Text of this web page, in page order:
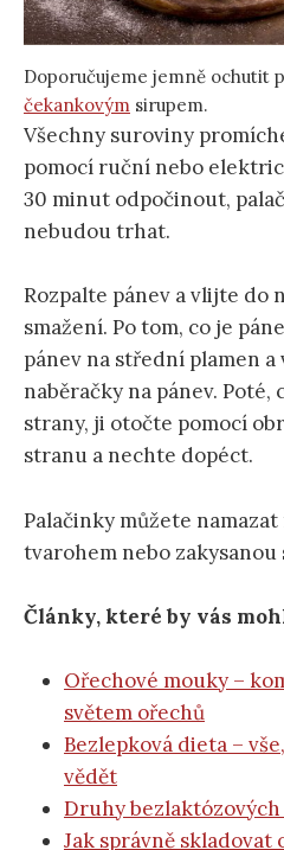
Doporučujeme jemně ochutit
čekankovým sirupem.
Všechny suroviny
pomocí ruční nebo
30 minut odpočinout,
nebudou trhat.
Rozpalte pánev a vlijte do
smažení. Po tom, co je
pánev na střední plamen
naběračky na pánev. Poté,
strany, ji otočte pomocí
stranu a nechte dopéct.
Palačinky můžete
tvarohem nebo zakysanou
Články, které by vás
Ořechové mouky –
světem ořechů
Bezlepková dieta –
vědět
Druhy
Jak správně skladovat